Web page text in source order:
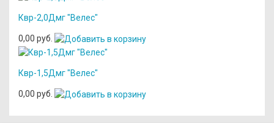
Квр-2,0Дмг "Велес"
0,00 руб.
Квр-1,5Дмг "Велес"
0,00 руб.